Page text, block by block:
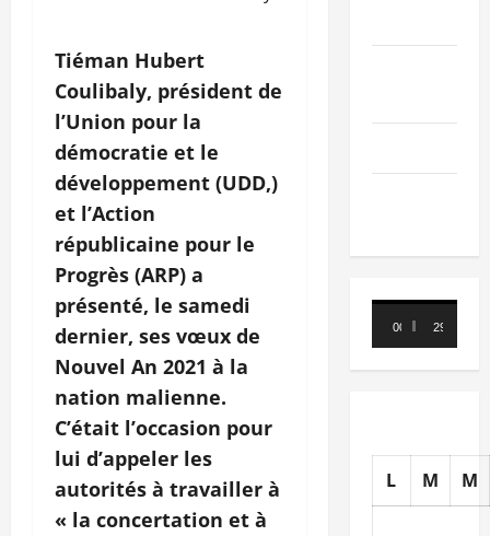
Tiéman Hubert
Coulibaly, président de
l’Union pour la
démocratie et le
développement (UDD,)
et l’Action
républicaine pour le
Progrès (ARP) a
présenté, le samedi
dernier, ses vœux de
Nouvel An 2021 à la
nation malienne.
C’était l’occasion pour
lui d’appeler les
autorités à travailler à
« la concertation et à
Lecteur
vidéo
00:00 29:21
L M M